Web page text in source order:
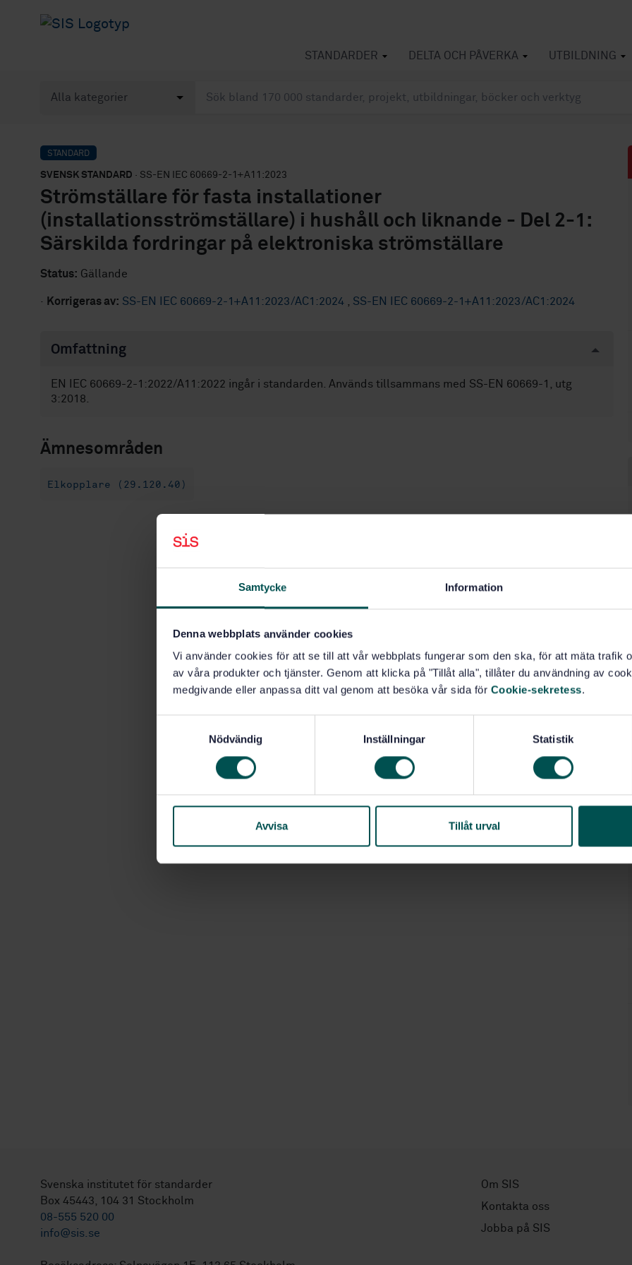
Samtycke Information
Denna webbplats använder cookies
Vi använder cookies för att se till att vår webbplats fungerar som den ska, för att mäta trafik
av våra produkter och tjänster. Genom att klicka på "Tillåt alla", tillåter du användning av
medgivande eller anpassa ditt val genom att besöka vår sida för Cookie-sekretess.
s
Nödvändig Inställningar Statistik
Avvisa Tillåt urval
STANDARDER DELTA OCH PÅVERKA UTBILDNING
STANDARD
SVENSK STANDARD · SS-EN IEC 60669-2-1+A11:2023
Strömställare för fasta installationer
(installationsströmställare) i hushåll och liknande - Del 2-1:
Särskilda fordringar på elektroniska strömställare
Status: Gällande
· Korrigeras av: SS-EN IEC 60669-2-1+A11:2023/AC1:2024 SS-EN IEC 60669-2-1+A11:2023/AC1:2024
Omfattning
EN IEC 60669-2-1:2022/A11:2022 ingår i standarden. Används tillsammans med SS-EN 60669-1, utg
3:2018.
Ämnesområden
Elkopplare (29.120.40)
Svenska institutet för standarder
Box 45443, 104 31 Stockholm
08-555 520 00
info@sis.se
Om SIS
Kontakta oss
Jobba på SIS